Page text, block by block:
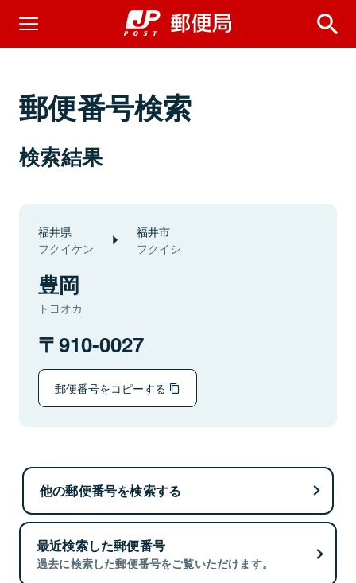
郵便番号検索
検索結果
福井県
フクイケン
福井市
フクイシ
豊岡
トヨオカ
910-0027
郵便番号をコピーする
他の郵便番号を検索する
最近検索した郵便番号
過去に検索した郵便番号をご覧いただけます。